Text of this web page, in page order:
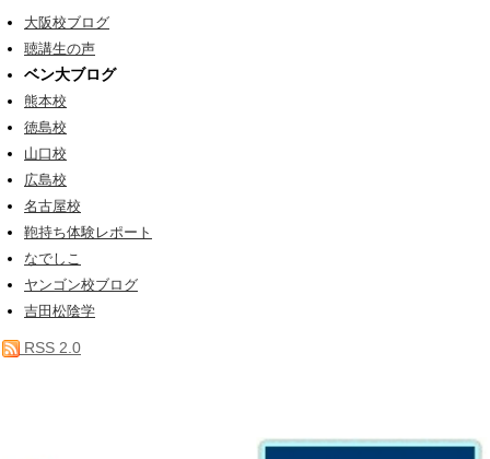
大阪校ブログ
聴講生の声
ベン大ブログ
熊本校
徳島校
山口校
広島校
名古屋校
鞄持ち体験レポート
なでしこ
ヤンゴン校ブログ
吉田松陰学
RSS 2.0